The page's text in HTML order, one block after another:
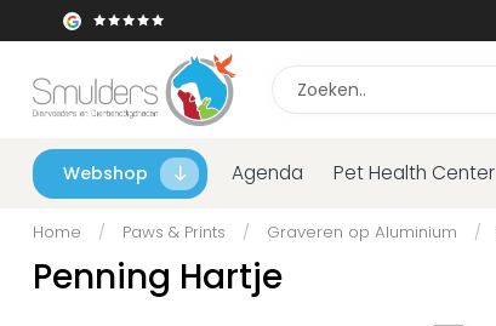
Webshop Agenda Pet Health Center
Home / Paws & Prints / Graveren op Aluminium /
Penning Hartje